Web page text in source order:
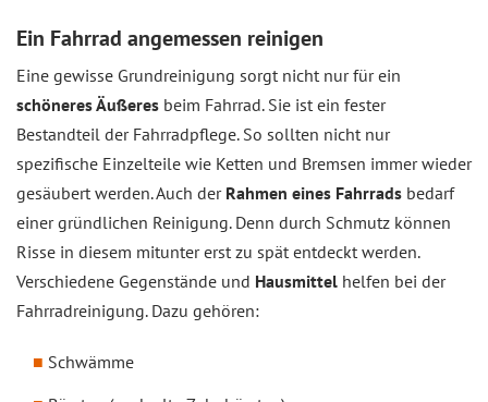
Ein Fahrrad angemessen reinigen
Eine gewisse Grundreinigung sorgt nicht nur für ein
schöneres Äußeres beim Fahrrad. Sie ist ein fester
Bestandteil der Fahrradpflege. So sollten nicht nur
spezifische Einzelteile wie Ketten und Bremsen immer wieder
gesäubert werden. Auch der Rahmen eines Fahrrads bedarf
einer gründlichen Reinigung. Denn durch Schmutz können
Risse in diesem mitunter erst zu spät entdeckt werden.
Verschiedene Gegenstände und Hausmittel helfen bei der
Fahrradreinigung. Dazu gehören:
Schwämme